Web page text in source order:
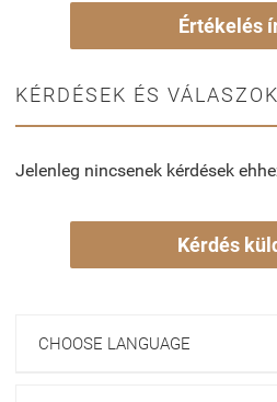
Értékelés
KÉRDÉSEK ÉS
Jelenleg nincsenek kérdések
Kérdés
CHOOSE LANGUAGE